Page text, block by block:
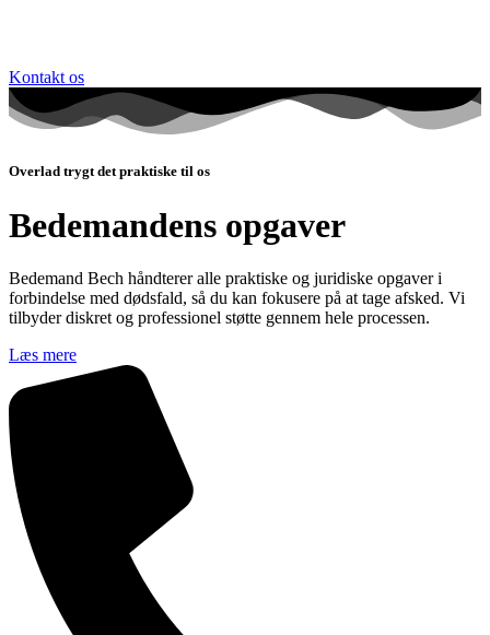
Kontakt os
Overlad trygt det praktiske til os
Bedemandens opgaver
Bedemand Bech håndterer alle praktiske og juridiske opgaver i
forbindelse med dødsfald, så du kan fokusere på at tage afsked. Vi
tilbyder diskret og professionel støtte gennem hele processen.
Læs mere